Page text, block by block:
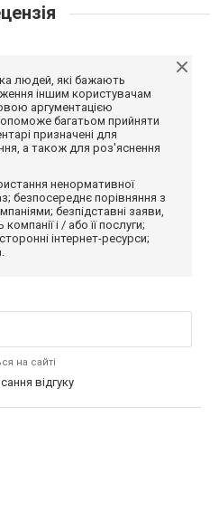
людей, які бажають
іншим користувачам
аргументацією
багатьом прийняти
призначені для
а також для роз'яснення
ненормативної
безпосереднє порівняння з
безпідставні заяви,
і / або її послуги;
інтернет-ресурси;
на сайті
відгуку